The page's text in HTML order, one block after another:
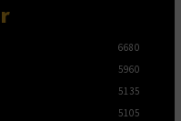
6680
5960
5135
5105